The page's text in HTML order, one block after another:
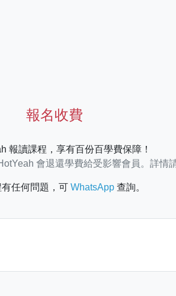
報名收費
報讀課程，享有百份百學費保障！
會退還學費給受影響會員。詳情
任何問題，可 WhatsApp 查詢。